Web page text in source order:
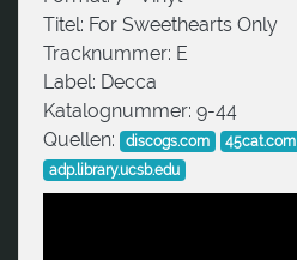
Titel: For Sweethearts Only
Tracknummer: E
Label: Decca
Katalognummer: 9-44
Quellen:
discogs.com 45cat.com
adp.library.ucsb.edu